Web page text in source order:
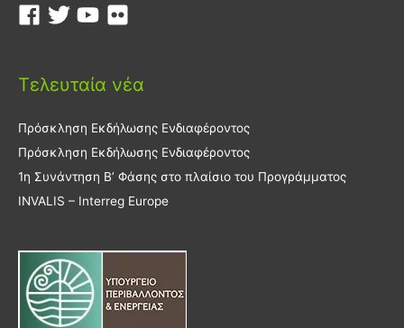
Τελευταία νέα
Πρόσκληση Εκδήλωσης Ενδιαφέροντος
Πρόσκληση Εκδήλωσης Ενδιαφέροντος
1η Συνάντηση Β’ Φάσης στο πλαίσιο του Προγράμματος
INVALIS – Interreg Europe